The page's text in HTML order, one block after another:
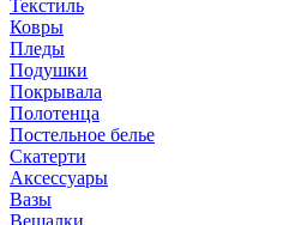
Текстиль
Ковры
Пледы
Подушки
Покрывала
Полотенца
Постельное белье
Скатерти
Аксессуары
Вазы
Вешалки